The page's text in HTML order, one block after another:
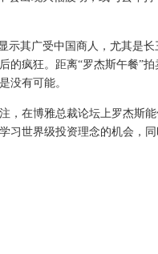
其广受中国商人，尤其是长
的疯狂。距离“罗杰斯午餐”
没有可能。
在博雅总裁论坛上罗杰斯能
习世界级投资理念的机会，